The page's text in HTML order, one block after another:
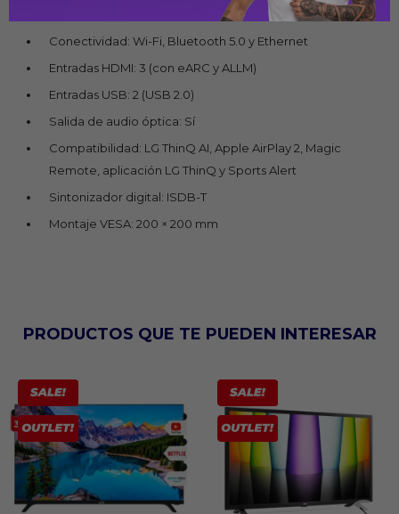
Conectividad: Wi-Fi, Bluetooth 5.0 y Ethernet
Entradas HDMI: 3 (con eARC y ALLM)
Entradas USB: 2 (USB 2.0)
Salida de audio óptica: Sí
Compatibilidad: LG ThinQ AI, Apple AirPlay 2, Magic
Remote, aplicación LG ThinQ y Sports Alert
Sintonizador digital: ISDB-T
Montaje VESA: 200 × 200 mm
PRODUCTOS QUE TE PUEDEN INTERESAR